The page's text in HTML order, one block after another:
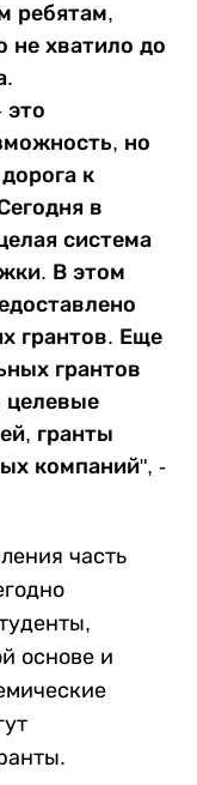
ребятам,
не хватило до
это
но
к
в
система
В этом
грантов. Еще
грантов
целевые
гранты
компаний", -
часть
основе и